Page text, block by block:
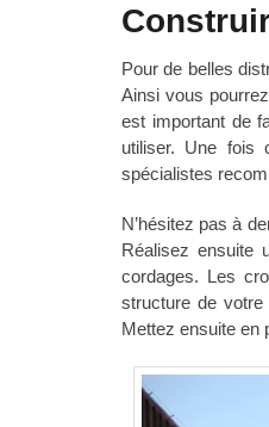
Pour de belles
Ainsi vous
est important de
utiliser. Une fois
spécialistes
N’hésitez pas à
Réalisez ensuite
cordages. Les
structure de
Mettez ensuite en